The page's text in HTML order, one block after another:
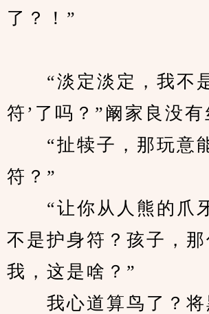
了？！”
“淡定淡定，我不是
符’了吗？”阚家良没有
“扯犊子，那玩意
符？”
“让你从人熊的爪
不是护身符？孩子，
我，这是啥？”
我心道算鸟了？将